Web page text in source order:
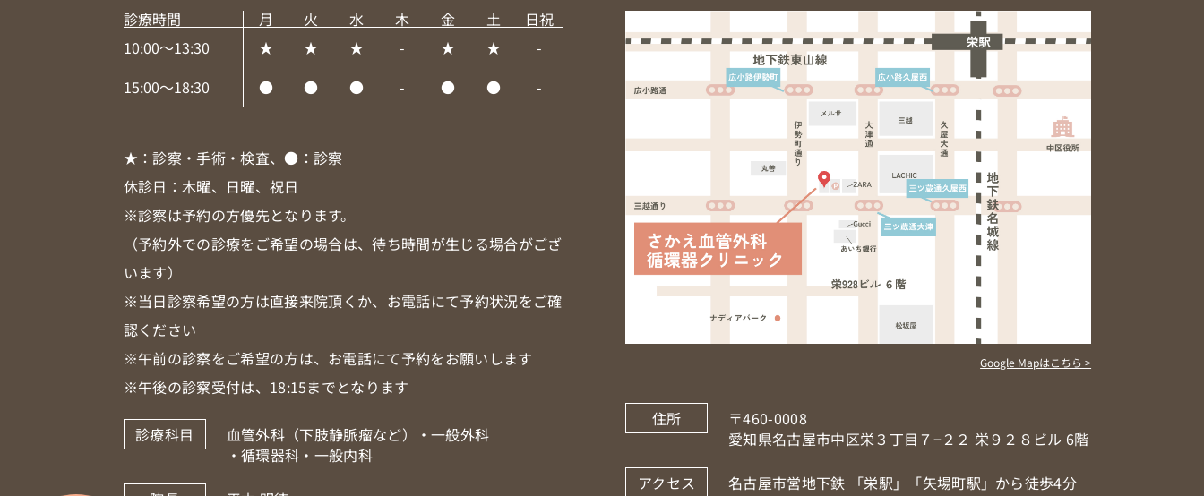
診療時間 月 火 水 木 金 土
日祝
10:00～13:30
★ ★ ★ - ★ ★
-
15:00～18:30
● ● ● - ● ● -
★ ：診察・手術・検査、● ：診察
休診日：木曜、日曜、祝日
※診察は予約の方優先となります。
（予約外での診療をご希望の場合は、待ち時間が生じる場合がござ
います）
※当日診察希望の方は直接来院頂くか、お電話にて予約状況をご確
認ください
※午前の診察をご希望の方は、お電話にて予約をお願いします
※午後の診察受付は、18:15までとなります
診療科目
血管外科（下肢静脈瘤など）・一般外科
・循環器科・一般内科
Google Mapはこちら >
住所
〒460-0008
愛知県名古屋市中区栄３丁目７−２２ 栄９２８ビル 6階
アクセス
名古屋市営地下鉄 「栄駅」「矢場町駅」から徒歩4分